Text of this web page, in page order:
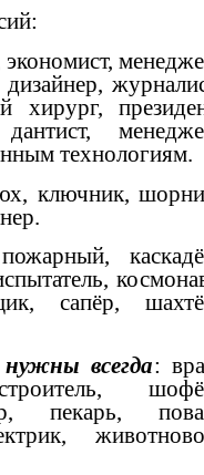
хирург,
технологиям.
ключник,
сапёр,
всегда:
пекарь,